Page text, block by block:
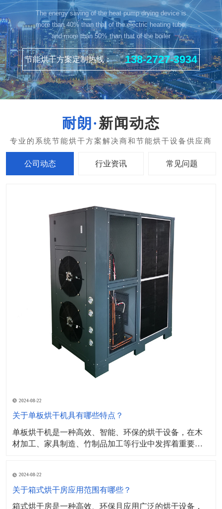
The energy saving of the heat pump drying device is
more than 40% than that of the electric heating tube,
and more than 50% than that of the boiler
节能烘干方案定制热线： 138-2727-3934
新闻动态
公司动态 行业资讯 常见问题
2024-08-22
关于单板烘干机具有哪些特点？
单板烘干机是一种高效、智能、环保的烘干设备，在木
材加工、家具制造、竹制品加工等行业中发挥着重要作
产生热量，并将热量传递给单板，同时，设备内部的风
机或通风系统会产生气流，将单板表面的湿气带走，形
成对流，加
2024-08-22
关于箱式烘干房应用范围有哪些？
箱式烘干房是一种高效、环保且应用广泛的烘干设备，